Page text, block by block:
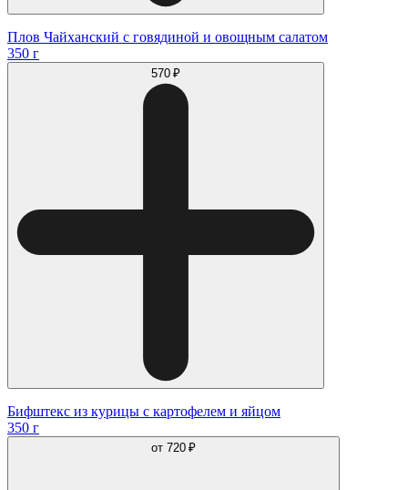
Плов Чайханский с говядиной и овощным салатом
350 г
570 ₽
Бифштекс из курицы с картофелем и яйцом
350 г
от 720 ₽